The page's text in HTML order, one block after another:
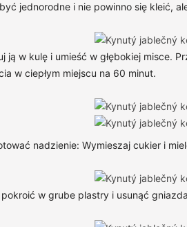
jednorodne i nie powinno się kleić,
ją w kulę i umieść w głębokiej misce.
w ciepłym miejscu na 60 minut.
nadzienie: Wymieszaj cukier i
pokroić w grube plastry i usunąć